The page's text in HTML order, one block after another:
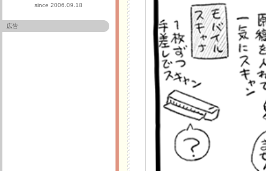
since 2006.09.18
広告